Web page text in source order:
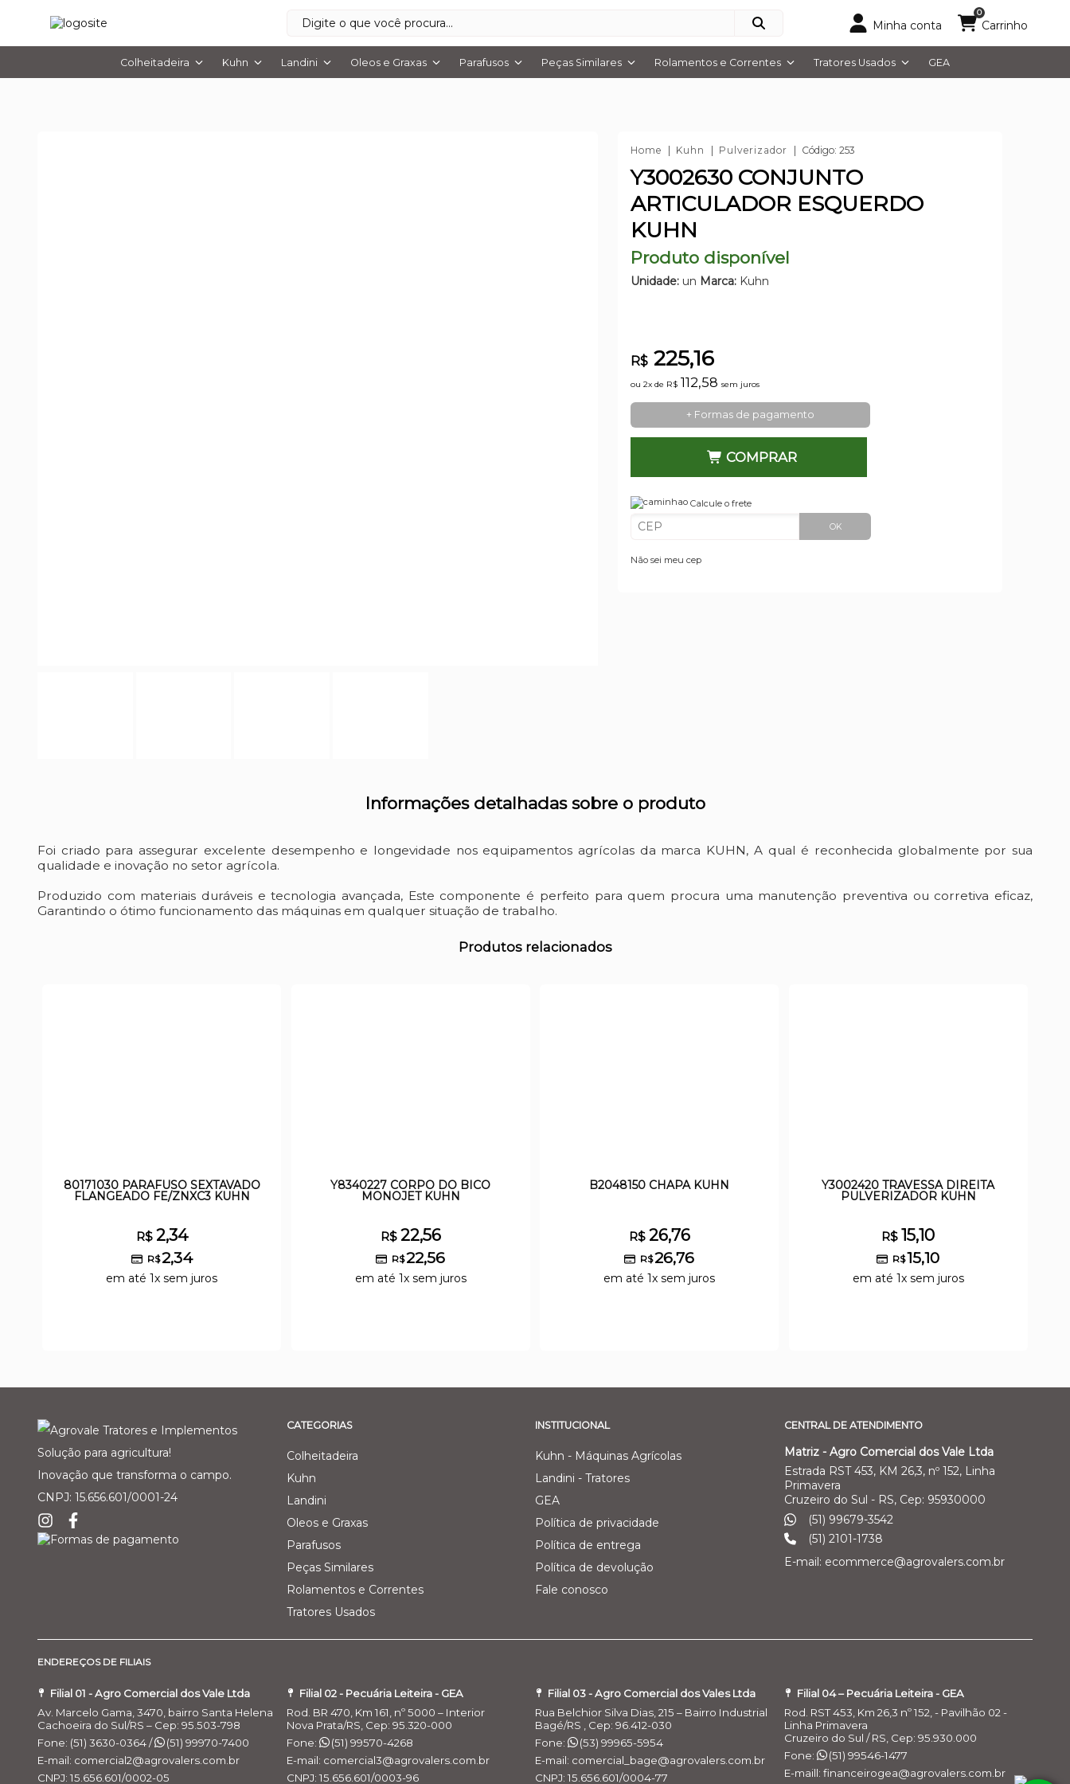
Minha conta
0
Carrinho
Colheitadeira Kuhn Landini Oleos e Graxas Parafusos Peças Similares Rolamentos e Correntes Tratores Usados GEA
Home Kuhn Pulverizador Código: 253
Y3002630 CONJUNTO
ARTICULADOR ESQUERDO
KUHN
Produto disponível
Unidade: un Marca: Kuhn
R$ 225,16
ou 2x de R$ 112,58sem juros
+ Formas de pagamento
COMPRAR
Calcule o frete
OK
Não sei meu cep
Informações detalhadas sobre o produto
Foi criado para assegurar excelente desempenho e longevidade nos equipamentos agrícolas da marca KUHN, A qual é reconhecida globalmente por sua
qualidade e inovação no setor agrícola.
Produzido com materiais duráveis e tecnologia avançada, Este componente é perfeito para quem procura uma manutenção preventiva ou corretiva eficaz,
Garantindo o ótimo funcionamento das máquinas em qualquer situação de trabalho.
Produtos relacionados
80171030 PARAFUSO SEXTAVADO
FLANGEADO FE/ZNXC3 KUHN
R$ 2,34
R$2,34
em até 1x sem juros
Y8340227 CORPO DO BICO
MONOJET KUHN
R$ 22,56
R$22,56
em até 1x sem juros
B2048150 CHAPA KUHN
R$ 26,76
R$26,76
em até 1x sem juros
Y3002420 TRAVESSA DIREITA
PULVERIZADOR KUHN
R$ 15,10
R$15,10
em até 1x sem juros
Solução para agricultura!
Inovação que transforma o campo.
CNPJ: 15.656.601/0001-24
CATEGORIAS
Colheitadeira
Kuhn
Landini
Oleos e Graxas
Parafusos
Peças Similares
Rolamentos e Correntes
Tratores Usados
INSTITUCIONAL
Kuhn - Máquinas Agrícolas
Landini - Tratores
GEA
Política de privacidade
Política de entrega
Política de devolução
Fale conosco
CENTRAL DE ATENDIMENTO
Matriz - Agro Comercial dos Vale Ltda
Estrada RST 453, KM 26,3, nº 152, Linha
Primavera
Cruzeiro do Sul - RS, Cep: 95930000
(51) 99679-3542
(51) 2101-1738
E-mail: ecommerce@agrovalers.com.br
ENDEREÇOS DE FILIAIS
Filial 01 - Agro Comercial dos Vale Ltda
Av. Marcelo Gama, 3470, bairro Santa Helena
Cachoeira do Sul/RS – Cep: 95.503-798
Fone: (51) 3630-0364 /
(51) 99970-7400
E-mail: comercial2@agrovalers.com.br
CNPJ: 15.656.601/0002-05
Filial 02 - Pecuária Leiteira - GEA
Rod. BR 470, Km 161, nº 5000 – Interior
Nova Prata/RS, Cep: 95.320-000
Fone:
(51) 99570-4268
E-mail: comercial3@agrovalers.com.br
CNPJ: 15.656.601/0003-96
Filial 03 - Agro Comercial dos Vales Ltda
Rua Belchior Silva Dias, 215 – Bairro Industrial
Bagé/RS , Cep: 96.412-030
Fone:
(53) 99965-5954
E-mail: comercial_bage@agrovalers.com.br
CNPJ: 15.656.601/0004-77
Filial 04 – Pecuária Leiteira - GEA
Rod. RST 453, Km 26,3 nº 152, - Pavilhão 02 -
Linha Primavera
Cruzeiro do Sul / RS, Cep: 95.930.000
Fone:
(51) 99546-1477
E-maill: financeirogea@agrovalers.com.br